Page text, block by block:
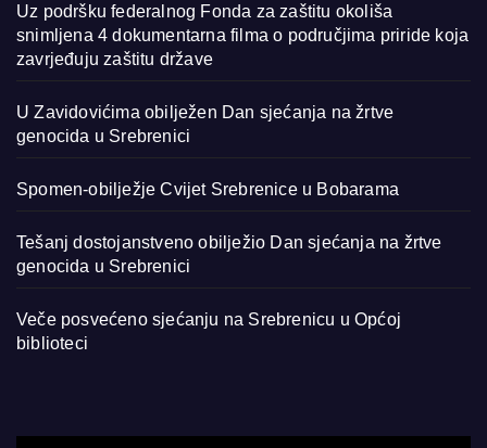
Uz podršku federalnog Fonda za zaštitu okoliša
snimljena 4 dokumentarna filma o područjima priride koja
zavrjeđuju zaštitu države
U Zavidovićima obilježen Dan sjećanja na žrtve
genocida u Srebrenici
Spomen-obilježje Cvijet Srebrenice u Bobarama
Tešanj dostojanstveno obilježio Dan sjećanja na žrtve
genocida u Srebrenici
Veče posvećeno sjećanju na Srebrenicu u Općoj
biblioteci